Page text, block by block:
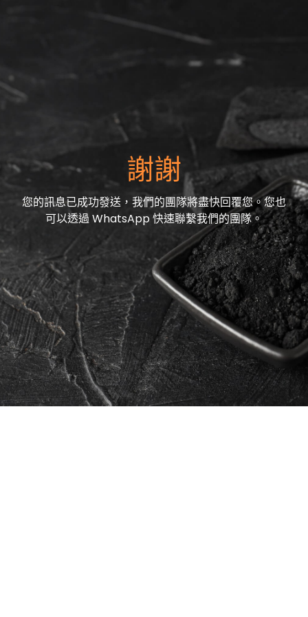
謝謝
您的訊息已成功發送，我們的團隊將盡快回覆您。您也
可以透過 WhatsApp 快速聯繫我們的團隊。